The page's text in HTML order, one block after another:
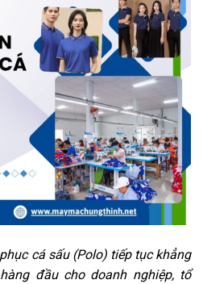
cá sấu (Polo) tiếp tục khẳng
đầu cho doanh nghiệp, tổ